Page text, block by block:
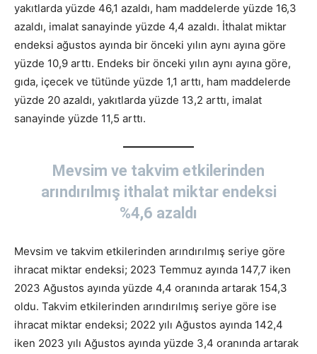
yakıtlarda yüzde 46,1 azaldı, ham maddelerde yüzde 16,3
azaldı, imalat sanayinde yüzde 4,4 azaldı. İthalat miktar
endeksi ağustos ayında bir önceki yılın aynı ayına göre
yüzde 10,9 arttı. Endeks bir önceki yılın aynı ayına göre,
gıda, içecek ve tütünde yüzde 1,1 arttı, ham maddelerde
yüzde 20 azaldı, yakıtlarda yüzde 13,2 arttı, imalat
sanayinde yüzde 11,5 arttı.
Mevsim ve takvim etkilerinden
arındırılmış ithalat miktar endeksi
%4,6 azaldı
Mevsim ve takvim etkilerinden arındırılmış seriye göre
ihracat miktar endeksi; 2023 Temmuz ayında 147,7 iken
2023 Ağustos ayında yüzde 4,4 oranında artarak 154,3
oldu. Takvim etkilerinden arındırılmış seriye göre ise
ihracat miktar endeksi; 2022 yılı Ağustos ayında 142,4
iken 2023 yılı Ağustos ayında yüzde 3,4 oranında artarak